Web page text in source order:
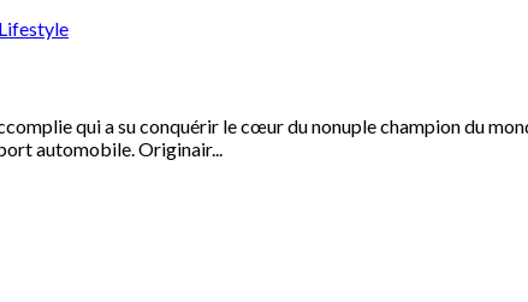
Lifestyle
qui a su conquérir le cœur du nonuple champion du
automobile. Originair...